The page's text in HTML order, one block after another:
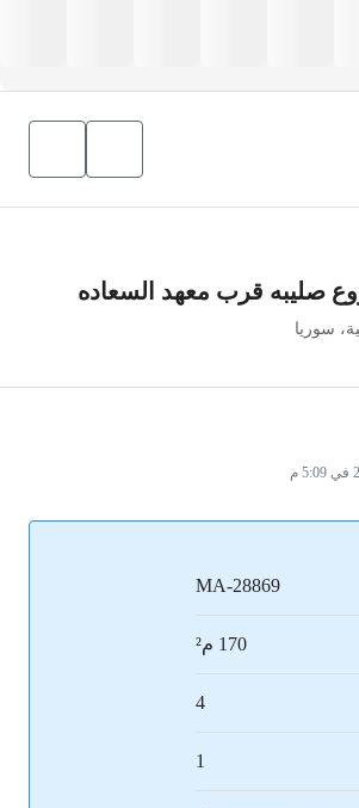
صليبه قرب معهد السعاده
سوريا
MA-28869
170 م²
4
1